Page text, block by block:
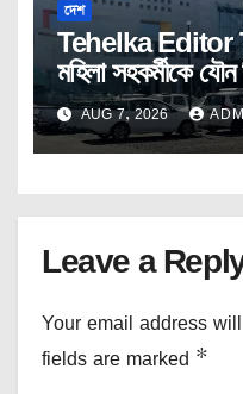
দেশ
Tehelka Editor
মহিলা সহকর্মীকে যৌন
সাব্যস্ত তেহেলকার
AUG 7, 2026
Leave a
Your email address
fields are marked *